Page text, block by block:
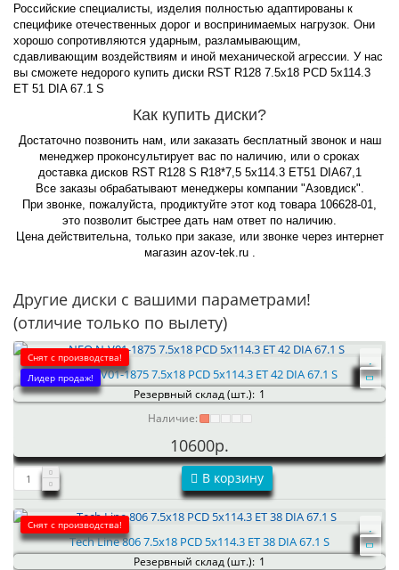
Российские специалисты, изделия полностью адаптированы к
специфике отечественных дорог и воспринимаемых нагрузок. Они
хорошо сопротивляются ударным, разламывающим,
сдавливающим воздействиям и иной механической агрессии. У нас
вы сможете недорого купить диски RST R128 7.5x18 PCD 5x114.3
ET 51 DIA 67.1 S
Как купить диски?
Достаточно позвонить нам, или заказать бесплатный звонок и наш
менеджер проконсультирует вас по наличию, или о сроках
доставка дисков RST R128 S R18*7,5 5x114.3 ET51 DIA67,1
Все заказы обрабатывают менеджеры компании "Азовдиск".
При звонке, пожалуйста, продиктуйте этот код товара 106628-01,
это позволит быстрее дать нам ответ по наличию.
Цена действительна, только при заказе, или звонке через интернет
магазин azov-tek.ru .
Другие диски с вашими параметрами!
(отличие только по вылету)
Снят с производства!
Лидер продаж!NEO N-V01-1875 7.5x18 PCD 5x114.3 ET 42 DIA 67.1 S
Резервный склад (шт.): 1
Наличие:
10600р.
В корзину
Снят с производства!
Tech Line 806 7.5x18 PCD 5x114.3 ET 38 DIA 67.1 S
Резервный склад (шт.): 1